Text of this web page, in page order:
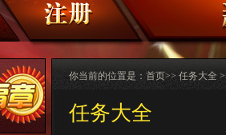
你当前的位置是： 首页>> 任务大全
任务大全